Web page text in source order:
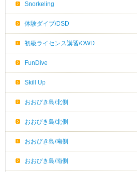
Snorkeling
体験ダイブ/DSD
初級ライセンス講習/OWD
FunDive
Skill Up
おおびき島/北側
おおびき島/北側
おおびき島/南側
おおびき島/南側